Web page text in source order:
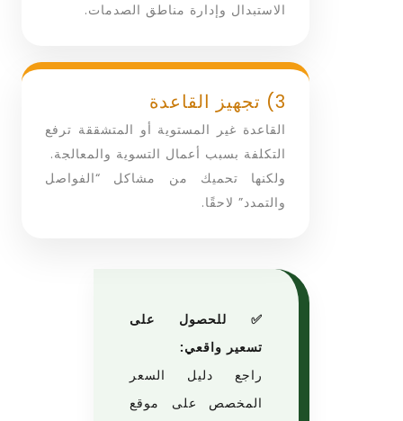
الاستبدال وإدارة مناطق الصدمات.
3) تجهيز القاعدة
القاعدة غير المستوية أو المتشققة ترفع
التكلفة بسبب أعمال التسوية والمعالجة.
ولكنها تحميك من مشاكل “الفواصل
والتمدد” لاحقًا.
✅ للحصول على
تسعير واقعي:
راجع دليل السعر
المخصص على موقع